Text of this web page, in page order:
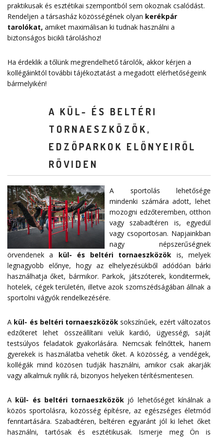
praktikusak és esztétikai szempontból sem okoznak csalódást.
Rendeljen a társasház közösségének olyan kerékpár
tarolókat, amiket maximálisan ki tudnak használni a
biztonságos bicikli tároláshoz!
Ha érdeklik a tőlünk megrendelhető tárolók, akkor kérjen a
kollégáinktól további tájékoztatást a megadott elérhetőségeink
bármelyikén!
A KÜL- ÉS BELTÉRI
TORNAESZKÖZÖK,
EDZŐPARKOK ELŐNYEIRŐL
RÖVIDEN
A sportolás lehetősége
mindenki számára adott, lehet
mozogni edzőteremben, otthon
vagy szabadtéren is, egyedül
vagy csoportosan. Napjainkban
nagy népszerűségnek
örvendenek a kül- és beltéri tornaeszközök is, melyek
legnagyobb előnye, hogy az elhelyezésükből adódóan bárki
használhatja őket, bármikor. Parkok, játszóterek, konditermek,
hotelek, cégek területén, illetve azok szomszédságában állnak a
sportolni vágyók rendelkezésére.
A kül- és beltéri tornaeszközök sokszínűek, ezért változatos
edzőteret lehet összeállítani velük kardió, ügyességi, saját
testsúlyos feladatok gyakorlására. Nemcsak felnőttek, hanem
gyerekek is használatba vehetik őket. A közösség, a vendégek,
kollégák mind közösen tudják használni, amikor csak akarják
vagy alkalmuk nyílik rá, bizonyos helyeken térítésmentesen.
A kül- és beltéri tornaeszközök jó lehetőséget kínálnak a
közös sportolásra, közösség építésre, az egészséges életmód
fenntartására. Szabadtéren, beltéren egyaránt jól ki lehet őket
használni, tartósak és esztétikusak. Ismerje meg Ön is